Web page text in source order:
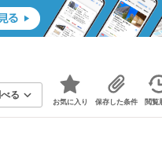
る
お気に入り 保存した条件 閲覧